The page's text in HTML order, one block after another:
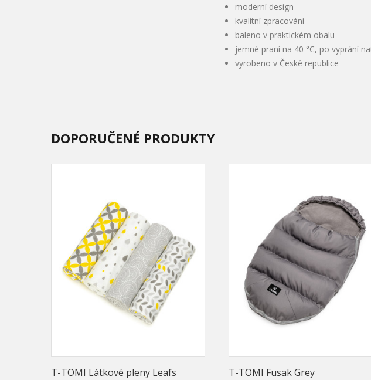
moderní design
kvalitní zpracování
baleno v praktickém obalu
jemné praní na 40 °C, po vyprání
vyrobeno v České republice
DOPORUČENÉ PRODUKTY
T-TOMI Látkové pleny Leafs T-TOMI Fusak Grey